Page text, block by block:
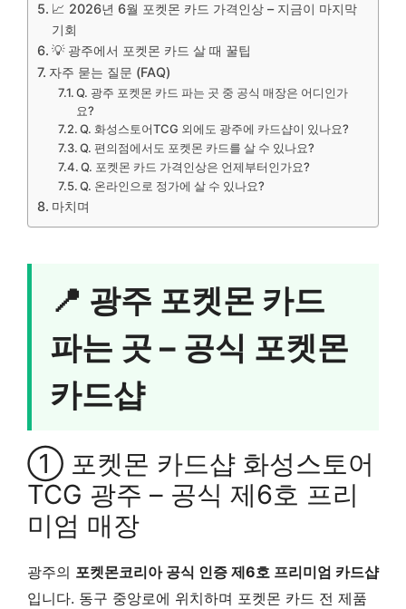
📈 2026년 6월 포켓몬 카드 가격인상 – 지금이 마지막
기회
💡 광주에서 포켓몬 카드 살 때 꿀팁
자주 묻는 질문 (FAQ)
Q. 광주 포켓몬 카드 파는 곳 중 공식 매장은 어디인가
요?
Q. 화성스토어TCG 외에도 광주에 카드샵이 있나요?
Q. 편의점에서도 포켓몬 카드를 살 수 있나요?
Q. 포켓몬 카드 가격인상은 언제부터인가요?
Q. 온라인으로 정가에 살 수 있나요?
마치며
📍 광주 포켓몬 카드
파는 곳 – 공식 포켓몬
카드샵
① 포켓몬 카드샵 화성스토어
TCG 광주 – 공식 제6호 프리
미엄 매장
광주의 포켓몬코리아 공식 인증 제6호 프리미엄 카드샵
입니다. 동구 중앙로에 위치하며 포켓몬 카드 전 제품